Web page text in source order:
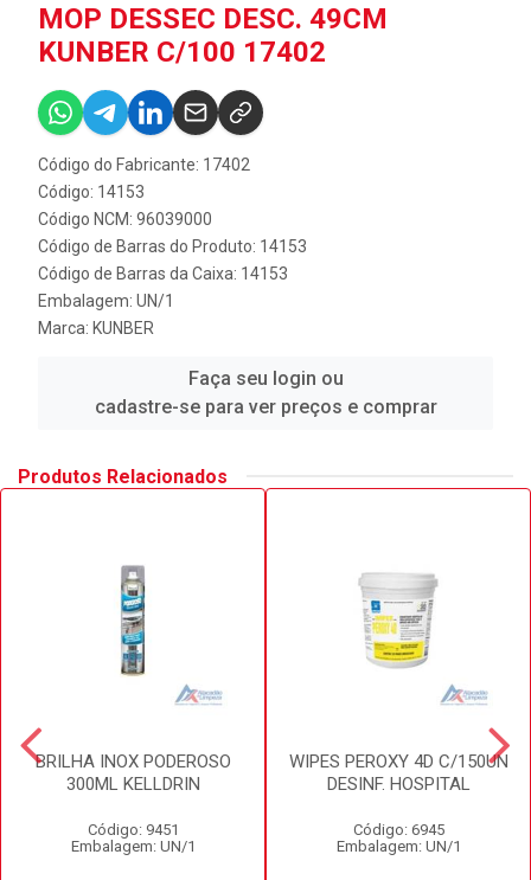
MOP DESSEC DESC. 49CM
KUNBER C/100 17402
Código do Fabricante: 17402
Código: 14153
Código NCM: 96039000
Código de Barras do Produto: 14153
Código de Barras da Caixa: 14153
Embalagem: UN/1
Marca: KUNBER
Faça seu login ou
cadastre-se para ver preços e comprar
Produtos Relacionados
BRILHA INOX PODEROSO
300ML KELLDRIN
Código: 9451
Embalagem: UN/1
WIPES PEROXY 4D C/150UN
DESINF. HOSPITAL
Código: 6945
Embalagem: UN/1